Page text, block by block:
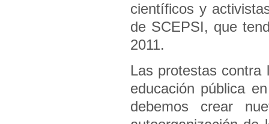
científicos y
de SCEPSI, que
2011.
Las protestas contra
educación pública
debemos crear